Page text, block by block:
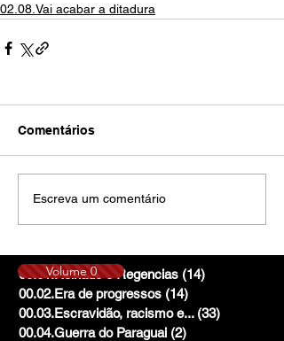
02.08.Vai acabar a ditadura
Comentários
Escreva um comentário
00.01.Reinado e Regencias (14)
00.02.Era de progressos (14)
00.03.Escravidão, racismo e... (33)
00.04.Guerra do Paraguai (2)
Volume 0